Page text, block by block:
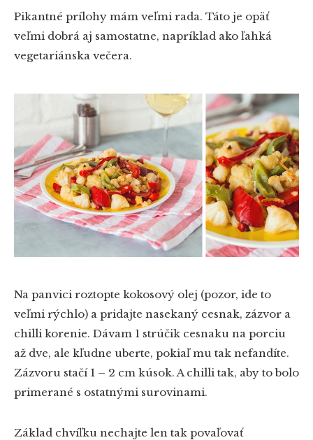
Pikantné prílohy mám veľmi rada. Táto je opäť
veľmi dobrá aj samostatne, napríklad ako ľahká
vegetariánska večera.
Na panvici roztopte kokosový olej (pozor, ide to
veľmi rýchlo) a pridajte nasekaný cesnak, zázvor a
chilli korenie. Dávam 1 strúčik cesnaku na porciu
až dve, ale kľudne uberte, pokiaľ mu tak nefandíte.
Zázvoru stačí 1 – 2 cm kúsok. A chilli tak, aby to bolo
primerané s ostatnými surovinami.
Základ chvíľku nechajte len tak povaľovať